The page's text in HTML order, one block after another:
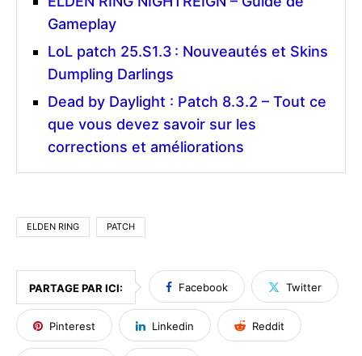
Gameplay
LoL patch 25.S1.3 : Nouveautés et Skins
Dumpling Darlings
Dead by Daylight : Patch 8.3.2 – Tout ce
que vous devez savoir sur les
corrections et améliorations
ELDEN RING PATCH
PARTAGE PAR ICI: Facebook Twitter
Pinterest Linkedin Reddit